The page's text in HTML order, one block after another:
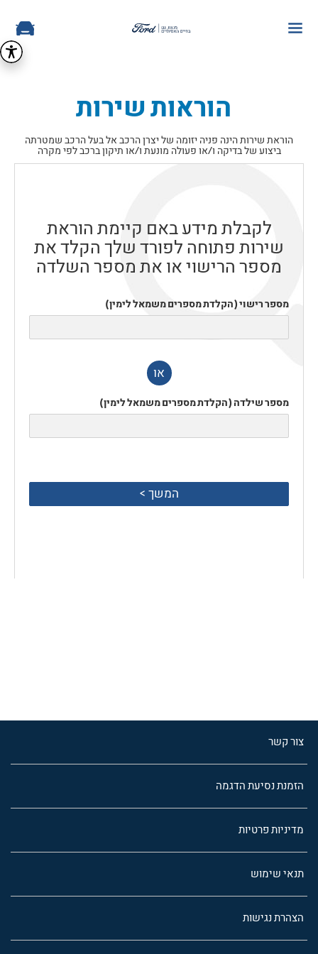
הוראות שירות
הוראת שירות הינה פניה יזומה של יצרן הרכב אל בעל הרכב שמטרתה
ביצוע של בדיקה ו/או פעולה מונעת ו/או תיקון ברכב לפי מקרה
לקבלת מידע באם קיימת הוראת
שירות פתוחה לפורד שלך הקלד את
מספר הרישוי או את מספר השלדה
מספר רישוי (הקלדת מספרים משמאל לימין)
או
מספר שילדה (הקלדת מספרים משמאל לימין)
המשך >
צור קשר
הזמנת נסיעת הדגמה
מדיניות פרטיות
תנאי שימוש
הצהרת נגישות